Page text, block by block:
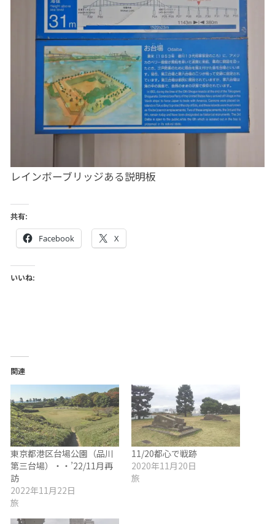
レインボーブリッジある説明板
共有:
Facebook X
いいね:
関連
東京都港区台場公園（品川
第三台場）・・’22/11月再
訪
2022年11月22日
旅
11/20都心で戦跡
2020年11月20日
旅